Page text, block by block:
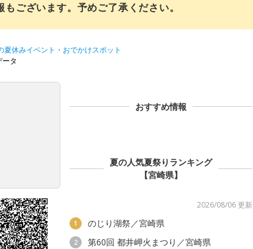
ございます。予めご了承ください。
夏休みイベント・おでかけスポット
タ
おすすめ情報
夏の人気夏祭りランキング
【宮崎県】
2026/08/06 更新
1 のじり湖祭／宮崎県
2 第60回 都井岬火まつり／宮崎県